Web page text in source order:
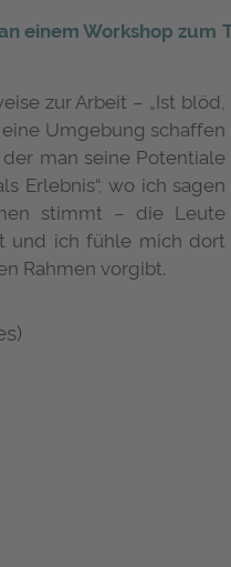
einem Workshop zum
zur Arbeit – „Ist blöd,
Umgebung schaffen
man seine Potentiale
Erlebnis“, wo ich sagen
stimmt – die Leute
und ich fühle mich dort
Rahmen vorgibt.